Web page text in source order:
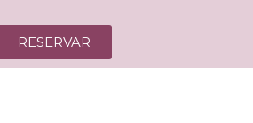
RESERVAR